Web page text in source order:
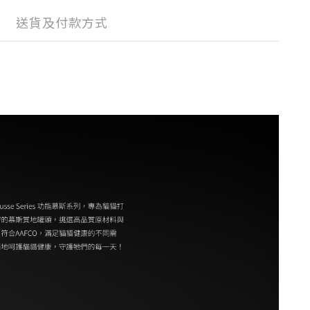
送貨及付款方式